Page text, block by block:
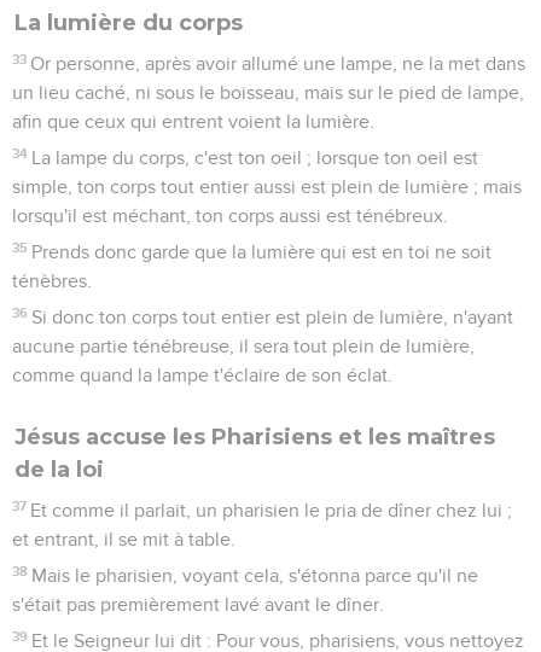
La lumière du corps
33 Or personne, après avoir allumé une lampe, ne la met dans
un lieu caché, ni sous le boisseau, mais sur le pied de lampe,
afin que ceux qui entrent voient la lumière.
34 La lampe du corps, c'est ton oeil ; lorsque ton oeil est
simple, ton corps tout entier aussi est plein de lumière ; mais
lorsqu'il est méchant, ton corps aussi est ténébreux.
35 Prends donc garde que la lumière qui est en toi ne soit
ténèbres.
36 Si donc ton corps tout entier est plein de lumière, n'ayant
aucune partie ténébreuse, il sera tout plein de lumière,
comme quand la lampe t'éclaire de son éclat.
Jésus accuse les Pharisiens et les maîtres
de la loi
37 Et comme il parlait, un pharisien le pria de dîner chez lui ;
et entrant, il se mit à table.
38 Mais le pharisien, voyant cela, s'étonna parce qu'il ne
s'était pas premièrement lavé avant le dîner.
39 Et le Seigneur lui dit : Pour vous, pharisiens, vous nettoyez